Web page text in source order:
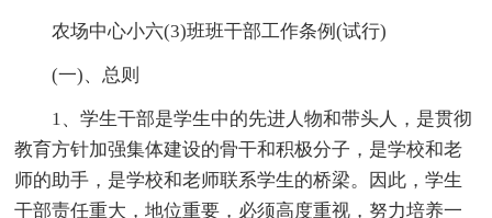
农场中心小六(3)班班干部工作条例(试行)
(一)、总则
1、学生干部是学生中的先进人物和带头人，是贯彻
教育方针加强集体建设的骨干和积极分子，是学校和老
师的助手，是学校和老师联系学生的桥梁。因此，学生
干部责任重大，地位重要，必须高度重视，努力培养一